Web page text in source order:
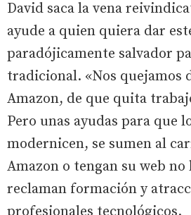
David saca la vena
ayude a quien quiera dar
paradójicamente salvador
tradicional. «Nos quejamos
Amazon, de que quita
Pero unas ayudas para que
modernicen, se sumen al
Amazon o tengan su web no
reclaman formación y